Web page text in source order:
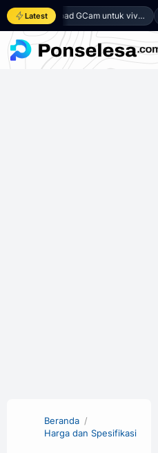
Latest Download GCam untuk vivo Y500 (GCam APK 9.6 & LMC 8.4)
Beranda
Harga dan Spesifikasi